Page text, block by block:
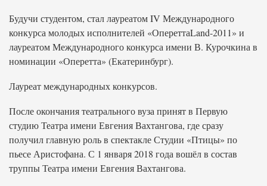
Будучи студентом, стал лауреатом IV Международного
конкурса молодых исполнителей «ОпереттаLand-2011» и
лауреатом Международного конкурса имени В. Курочкина в
номинации «Оперетта» (Екатеринбург).
Лауреат международных конкурсов.
После окончания театрального вуза принят в Первую
студию Театра имени Евгения Вахтангова, где сразу
получил главную роль в спектакле Студии «Птицы» по
пьесе Аристофана. С 1 января 2018 года вошёл в состав
труппы Театра имени Евгения Вахтангова.